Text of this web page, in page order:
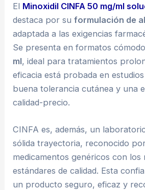
El Minoxidil CINFA 50 mg/ml
destaca por suformulación de
adaptada a las exigencias
Se presenta en formatos
ml, ideal para tratamientos
eficacia está probada en
buena tolerancia cutánea y una
calidad-precio.
CINFA es, además, un
sólida trayectoria, reconocido
medicamentos genéricos con los
estándares de calidad. Esta
un producto seguro, eficaz y